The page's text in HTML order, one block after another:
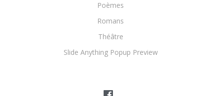
Poèmes
Romans
Théâtre
Slide Anything Popup Preview